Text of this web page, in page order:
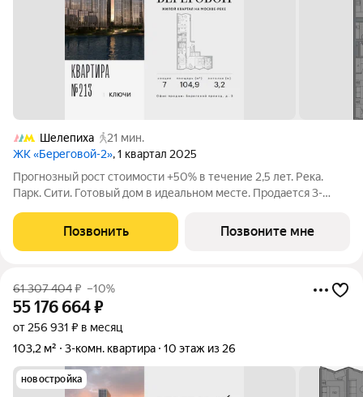
Шелепиха
21 мин.
ЖК «Береговой-2», 1 квартал 2025
Прогнозный рост стоимости +50% в течение 2,5 лет. Река.
Парк. Сити. Готовый дом в идеальном месте. Продается 3-
и видом на Москву-реку. Береговой - квартал-курорт в центре
столицы. Пешеходная
Позвонить Позвоните мне
61 307 404₽ –10%
55 176 664₽
от 256 931 ₽ в месяц
103,2 м²
3-комн. квартира 10 этаж из 26
новостройка